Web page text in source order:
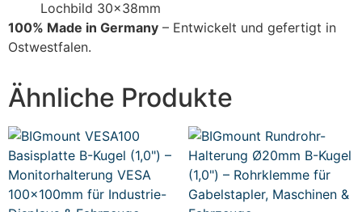
Lochbild 30x38mm
100% Made in Germany – Entwickelt und gefertigt in
Ostwestfalen.
Ähnliche Produkte